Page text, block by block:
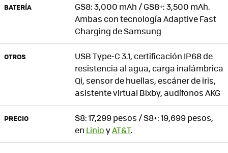
BATERÍA
GS8: 3,000 mAh / GS8+: 3,500 mAh.
Ambas con tecnología Adaptive Fast
Charging de Samsung
OTROS
USB Type-C 3.1, certificación IP68 de
resistencia al agua, carga inalámbrica
Qi, sensor de huellas, escáner de iris,
asistente virtual Bixby, audífonos AKG
PRECIO
S8: 17,299 pesos / S8+: 19,699 pesos,
en LinioyAT&T.